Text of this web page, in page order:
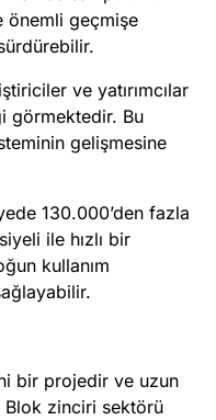
geçmişe
ve yatırımcılar
görmektedir. Bu
gelişmesine
130.000’den fazla
ile hızlı bir
kullanım
bir projedir ve uzun
Blok zinciri sektörü